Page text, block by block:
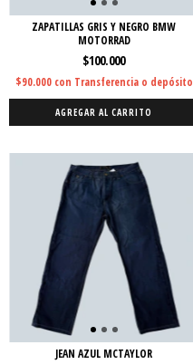
ZAPATILLAS GRIS Y NEGRO BMW
MOTORRAD
$100.000
$90.000 con Transferencia o depósito
AGREGAR AL CARRITO
JEAN AZUL MCTAYLOR